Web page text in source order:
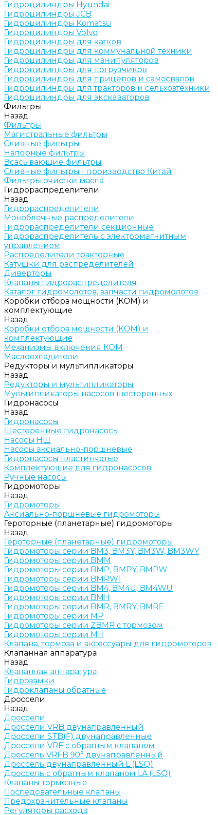
Гидроцилиндры Hyundai
Гидроцилиндры JCB
Гидроцилиндры Komatsu
Гидроцилиндры Volvo
Гидроцилиндры для катков
Гидроцилиндры для коммунальной техники
Гидроцилиндры для манипуляторов
Гидроцилиндры для погрузчиков
Гидроцилиндры для прицепов и самосвалов
Гидроцилиндры для тракторов и сельхозтехники
Гидроцилиндры для экскаваторов
Фильтры
Назад
Фильтры
Магистральные фильтры
Сливные фильтры
Напорные фильтры
Всасывающие фильтры
Сливные фильтры - производство Китай
Фильтры очистки масла
Гидрораспределители
Назад
Гидрораспределители
Моноблочные распределители
Гидрораспределители секционные
Гидрораспределитель с электромагнитным
управлением
Распределители тракторные
Катушки для распределителей
Диверторы
Клапаны гидрораспределителя
Каталог гидромолотов, запчасти гидромолотов
Коробки отбора мощности (КОМ) и
комплектующие
Назад
Коробки отбора мощности (КОМ) и
комплектующие
Механизмы включения КОМ
Маслоохладители
Редукторы и мультипликаторы
Назад
Редукторы и мультипликаторы
Мультипликаторы насосов шестеренных
Гидронасосы
Назад
Гидронасосы
Шестеренные гидронасосы
Насосы НШ
Насосы аксиально-поршневые
Гидронасосы пластинчатые
Комплектующие для гидронасосов
Ручные насосы
Гидромоторы
Назад
Гидромоторы
Аксиально-поршневые гидромоторы
Героторные (планетарные) гидромоторы
Назад
Героторные (планетарные) гидромоторы
Гидромоторы серии BM3, BM3Y, BM3W, BM3WY
Гидромоторы серии BMM
Гидромоторы серии BMP, BMPY, BMPW
Гидромоторы серии BMRW1
Гидромоторы серии BМ4, BM4U, BМ4WU
Гидромоторы серии BМH
Гидромоторы серии BМR, BMRY, BМRE
Гидромоторы серии MP
Гидромоторы серии ZBMR с тормозом
Гидромоторы серии МH
Клапана, тормоза и аксессуары для гидромоторов
Клапанная аппаратура
Назад
Клапанная аппаратура
Гидрозамки
Гидроклапаны обратные
Дроссели
Назад
Дроссели
Дроссели VRB двунаправленный
Дроссели STB(F) двунаправленные
Дроссели VRF с обратным клапаном
Дроссель VRFB 90° двунаправленный
Дроссель двунаправленный L (LSQ)
Дроссель с обратным клапаном LA (LSQ)
Клапаны тормозные
Последовательные клапаны
Предохранительные клапаны
Регуляторы расхода